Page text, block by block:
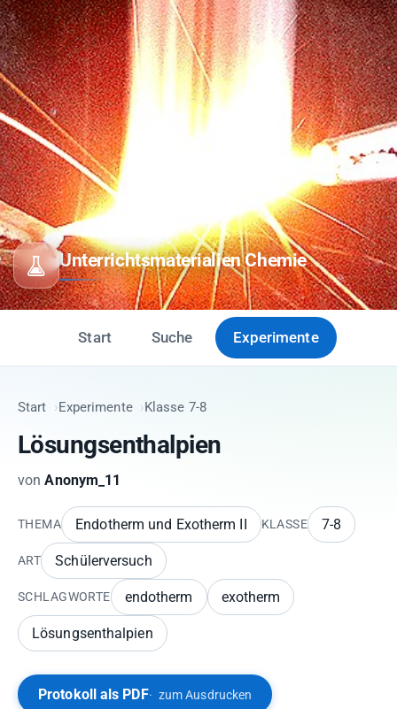
Unterrichtsmaterialien Chemie
Start Suche Experimente
Start Experimente Klasse 7-8
Lösungsenthalpien
vonAnonym_11
THEMA Endotherm und Exotherm II KLASSE 7-8
ART Schülerversuch
SCHLAGWORTE endotherm exotherm
Lösungsenthalpien
Protokoll als PDF zum Ausdrucken